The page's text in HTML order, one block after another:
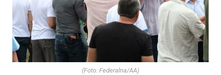
(Foto: Federalna/AA)